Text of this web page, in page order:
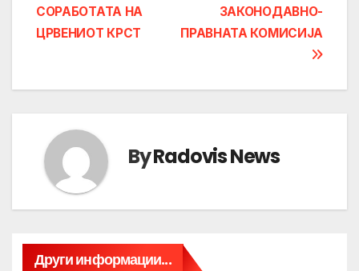
ЗАКОНОДАВНО-
ПРАВНАТА КОМИСИЈА
СОРАБОТАТА НА
ЦРВЕНИОТ КРСТ
ByRadovis News
Други информации...